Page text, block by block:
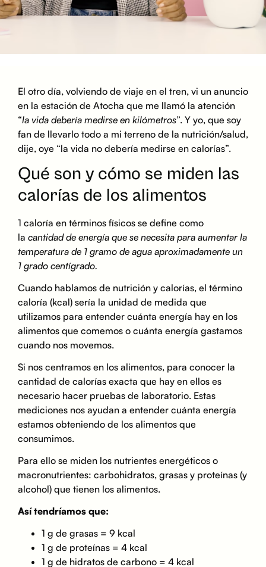
El otro día, volviendo de viaje en el tren, vi un anuncio
en la estación de Atocha que me llamó la atención
“la vida debería medirse en kilómetros”. Y yo, que soy
fan de llevarlo todo a mi terreno de la nutrición/salud,
dije, oye “la vida no debería medirse en calorías”.
Qué son y cómo se miden las
calorías de los alimentos
1 caloría en términos físicos se define como
la cantidad de energía que se necesita para aumentar la
temperatura de 1 gramo de agua aproximadamente un
1 grado centígrado.
Cuando hablamos de nutrición y calorías, el término
caloría (kcal) sería la unidad de medida que
utilizamos para entender cuánta energía hay en los
alimentos que comemos o cuánta energía gastamos
cuando nos movemos.
Si nos centramos en los alimentos, para conocer la
cantidad de calorías exacta que hay en ellos es
necesario hacer pruebas de laboratorio. Estas
mediciones nos ayudan a entender cuánta energía
estamos obteniendo de los alimentos que
consumimos.
Para ello se miden los nutrientes energéticos o
macronutrientes: carbohidratos, grasas y proteínas (y
alcohol) que tienen los alimentos.
Así tendríamos que:
1 g de grasas = 9 kcal
1 g de proteínas = 4 kcal
1 g de hidratos de carbono = 4 kcal